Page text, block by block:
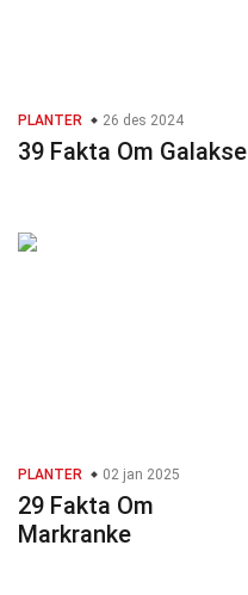
PLANTER 26 des 2024
39 Fakta Om Galakse
PLANTER 02 jan 2025
29 Fakta Om
Markranke